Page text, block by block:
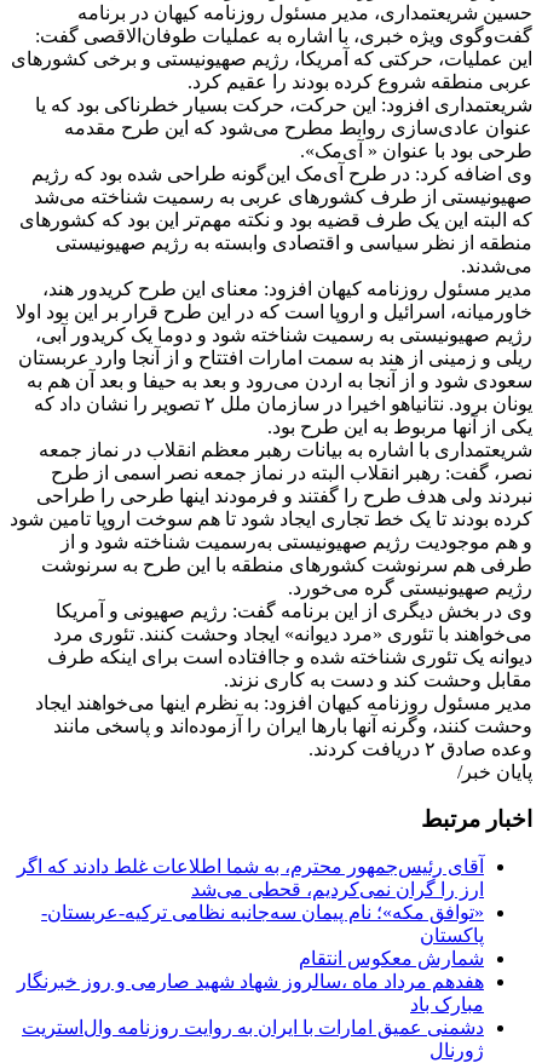
حسین شریعتمداری، مدیر مسئول روزنامه کیهان در برنامه
گفت‌وگوی ویژه خبری‌، با اشاره به عملیات طوفان‌الاقصی گفت:
این عملیات، حرکتی که آمریکا، رژیم صهیونیستی و برخی کشورهای
عربی منطقه شروع کرده بودند را عقیم کرد.
شریعتمداری افزود: این حرکت، حرکت بسیار خطرناکی بود که یا
عنوان عادی‌سازی روابط مطرح می‌شود که این طرح مقدمه
طرحی بود با عنوان « آی‌مک».
وی اضافه کرد: در طرح آی‌مک این‌گونه طراحی شده بود که رژیم
صهیونیستی از طرف کشورهای عربی به رسمیت شناخته می‌شد
که البته این یک طرف قضیه بود و نکته مهم‌تر این بود که کشورهای
منطقه از نظر سیاسی و اقتصادی وابسته به رژیم صهیونیستی
می‌شدند.
مدیر مسئول روزنامه کیهان افزود: معنای این طرح کریدور هند،
خاورمیانه، اسرائیل و اروپا است که در این طرح قرار بر این بود اولا
رژیم صهیونیستی به رسمیت شناخته شود و دوما یک کریدور آبی،
ریلی و زمینی از هند به سمت امارات افتتاح و از آنجا وارد عربستان
سعودی شود و از آنجا به اردن می‌رود و بعد به حیفا و بعد آن هم به
یونان برود. نتانیاهو اخیرا در سازمان ملل ۲ تصویر را نشان داد که
یکی از آنها مربوط به این طرح بود.
شریعتمداری با اشاره به بیانات رهبر معظم انقلاب در نماز جمعه
نصر، گفت: رهبر انقلاب البته در نماز جمعه نصر اسمی از طرح
نبردند ولی هدف طرح را گفتند و فرمودند اینها طرحی را طراحی
کرده بودند تا یک خط تجاری ایجاد شود تا هم سوخت اروپا تامین شود
و هم موجودیت رژیم صهیونیستی به‌رسمیت شناخته شود و از
طرفی هم سرنوشت کشورهای منطقه با این طرح به سرنوشت
رژیم صهیونیستی گره می‌خورد.
وی در بخش دیگری از این برنامه گفت: رژیم صهیونی و آمریکا
می‌خواهند با تئوری «مرد دیوانه» ایجاد وحشت‌ کنند. تئوری مرد
دیوانه یک تئوری شناخته شده و جاافتاده‌ است برای اینکه طرف
مقابل وحشت کند و دست به کاری نزند.
مدیر مسئول روزنامه کیهان افزود: به نظرم اینها می‌خواهند ایجاد
وحشت کنند، وگرنه آنها بارها ایران را آزموده‌اند و پاسخی مانند
وعده صادق ۲ دریافت کردند.
پایان خبر/
اخبار مرتبط
آقای رئیس‌جمهور محترم، به شما اطلاعات غلط دادند که اگر
ارز را گران نمی‌کردیم، قحطی می‌شد
«توافق مکه»؛ نام پیمان سه‌جانبه نظامی ترکیه-عربستان-
پاکستان
شمارش معکوس انتقام
هفدهم مرداد ماه ،سالروز شهاد شهید صارمی و روز خبرنگار
مبارک باد
دشمنی عمیق امارات با ایران به روایت روزنامه وال‌استریت
ژورنال